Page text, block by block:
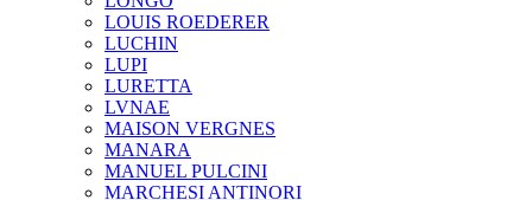
LOUIS ROEDERER
LUCHIN
LUPI
LURETTA
LVNAE
MAISON VERGNES
MANARA
MANUEL PULCINI
MARCHESI ANTINORI